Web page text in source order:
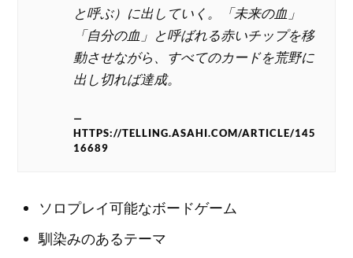
と呼ぶ）に出していく。「未来の血」
「自分の血」と呼ばれる赤いチップを移
動させながら、すべてのカードを荒野に
出し切れば達成。
HTTPS://TELLING.ASAHI.COM/ARTICLE/145
16689
ソロプレイ可能なボードゲーム
馴染みのあるテーマ